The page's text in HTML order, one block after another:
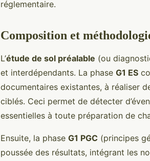
réglementaire.
Composition et
L’étude de sol préalable (ou
et interdépendants. La phase G1 ES
documentaires existantes, à réaliser
ciblés. Ceci permet de détecter
essentielles à toute préparation de
Ensuite, la phase G1 PGC (principes
poussée des résultats, intégrant les